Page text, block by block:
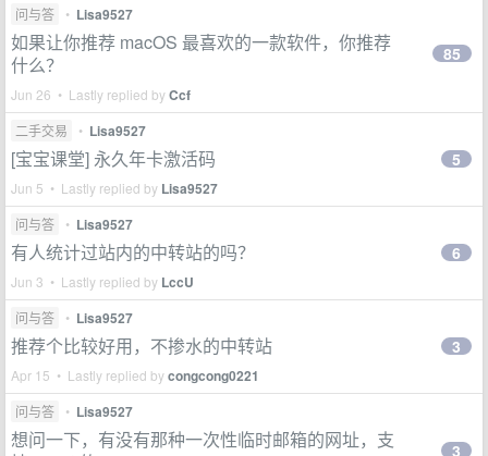
问与答 • Lisa9527
如果让你推荐 macOS 最喜欢的一款软件，你推荐
什么？
Jun 26 • Lastly replied byCcf
85
二手交易 • Lisa9527
[宝宝课堂] 永久年卡激活码
Jun 5 • Lastly replied by Lisa9527
5
问与答 • Lisa9527
有人统计过站内的中转站的吗？
Jun 3 • Lastly replied by LccU
6
问与答 • Lisa9527
推荐个比较好用，不掺水的中转站
Apr 15 • Lastly replied bycongcong0221
3
问与答 • Lisa9527
想问一下，有没有那种一次性临时邮箱的网址，支
3